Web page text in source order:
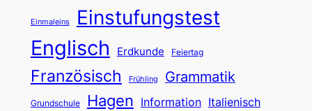
Einmaleins Einstufungstest
Englisch Erdkunde Feiertag
Französisch Frühling Grammatik
Grundschule Hagen Information Italienisch